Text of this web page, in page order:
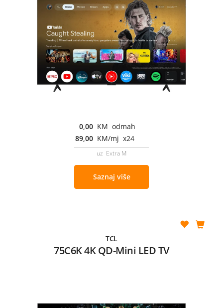
0,00 KM odmah
89,00 KM/mj x24
uz Extra M
Saznaj više
TCL
75C6K 4K QD-Mini LED TV